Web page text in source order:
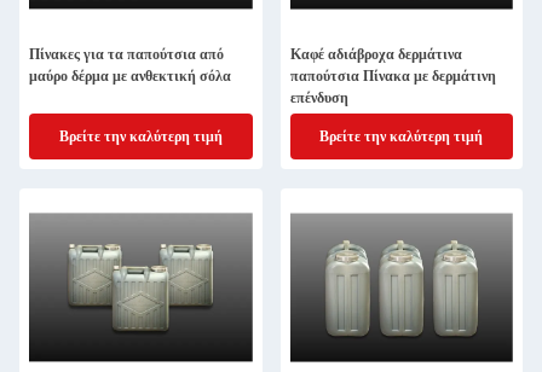
Πίνακες για τα παπούτσια από
μαύρο δέρμα με ανθεκτική σόλα
Βρείτε την καλύτερη τιμή
Καφέ αδιάβροχα δερμάτινα
παπούτσια Πίνακα με δερμάτινη
επένδυση
Βρείτε την καλύτερη τιμή